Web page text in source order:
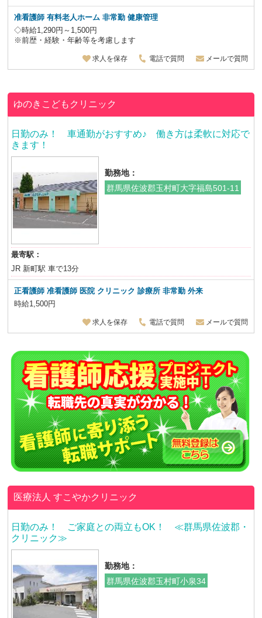
准看護師 有料老人ホーム 非常勤 健康管理
◇時給1,290円～1,500円
※前歴・経験・年齢等を考慮します
求人を保存 電話で質問 メールで質問
ゆのきこどもクリニック
日勤のみ！ 車通勤がおすすめ♪ 働き方は柔軟に対応で
きます！
勤務地：
群馬県佐波郡玉村町大字福島501-11
最寄駅：
JR 新町駅 車で13分
正看護師 准看護師 医院 クリニック 診療所 非常勤 外来
時給1,500円
求人を保存 電話で質問 メールで質問
医療法人すこやかクリニック
日勤のみ！ ご家庭との両立もOK！ ≪群馬県佐波郡・
クリニック≫
勤務地：
群馬県佐波郡玉村町小泉34